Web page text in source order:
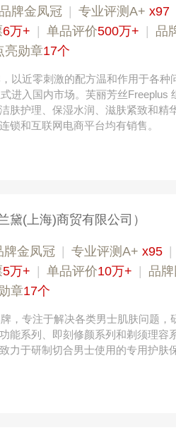
牌金凤冠 专业评测A+ x97
6万+ 单品评价500万+ 品
亮勋章17个
以近零刺激的配方温和作用于各种
进入国内市场。芙丽芳丝Freeplus
肤护理、保湿水润、滋肤紧致和精
锁和互联网电商平台均有销售。
黛(上海)商贸有限公司）
牌金凤冠 专业评测A+ x95
5万+ 单品评价10万+ 品
章17个
，专注于解决各类男士肌肤问题，
能系列、即刻修颜系列和剃须理容
力于研制切合男士使用的专用护肤